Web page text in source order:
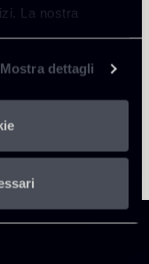
La nostra
Mostra dettagli